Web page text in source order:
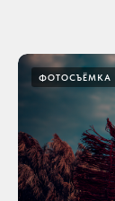
ФОТОСЪЁМКА